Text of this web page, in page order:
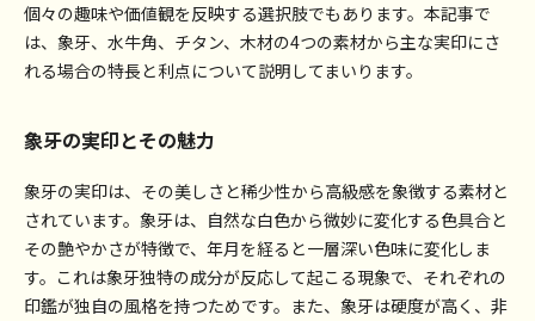
個々の趣味や価値観を反映する選択肢でもあります。本記事で
は、象牙、水牛角、チタン、木材の4つの素材から主な実印にさ
れる場合の特長と利点について説明してまいります。
象牙の実印とその魅力
象牙の実印は、その美しさと稀少性から高級感を象徴する素材と
されています。象牙は、自然な白色から微妙に変化する色具合と
その艶やかさが特徴で、年月を経ると一層深い色味に変化しま
す。これは象牙独特の成分が反応して起こる現象で、それぞれの
印鑑が独自の風格を持つためです。また、象牙は硬度が高く、非